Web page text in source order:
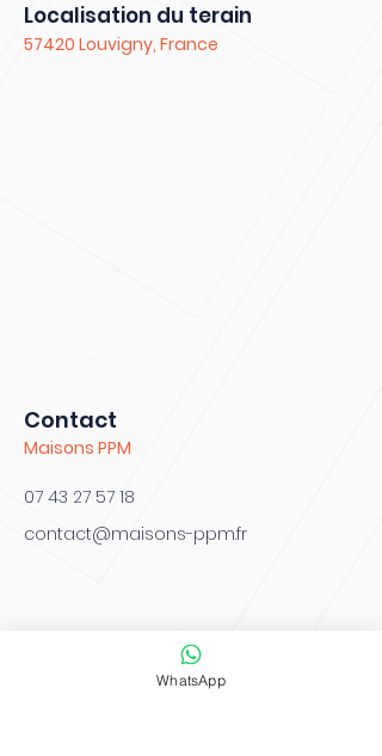
Localisation du terain
57420 Louvigny, France
Contact
Maisons PPM
07 43 27 57 18
contact@maisons-ppm.fr
WhatsApp